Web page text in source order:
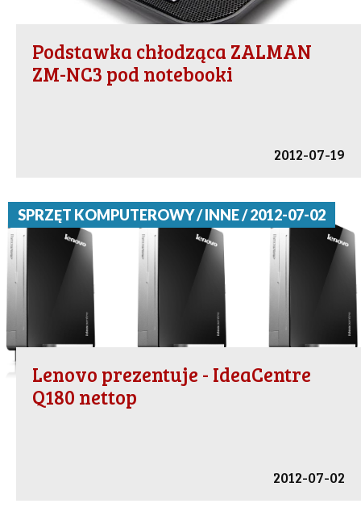
Podstawka chłodząca ZALMAN
ZM-NC3 pod notebooki
2012-07-19
SPRZĘT KOMPUTEROWY / INNE / 2012-07-02
Lenovo prezentuje - IdeaCentre
Q180 nettop
2012-07-02